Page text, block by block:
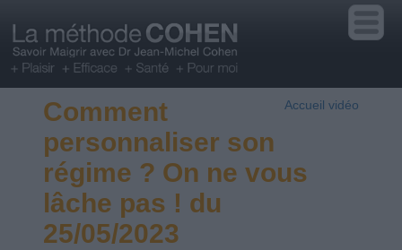
Accueil vidéo
Comment
personnaliser son
régime ? On ne vous
lâche pas ! du
25/05/2023